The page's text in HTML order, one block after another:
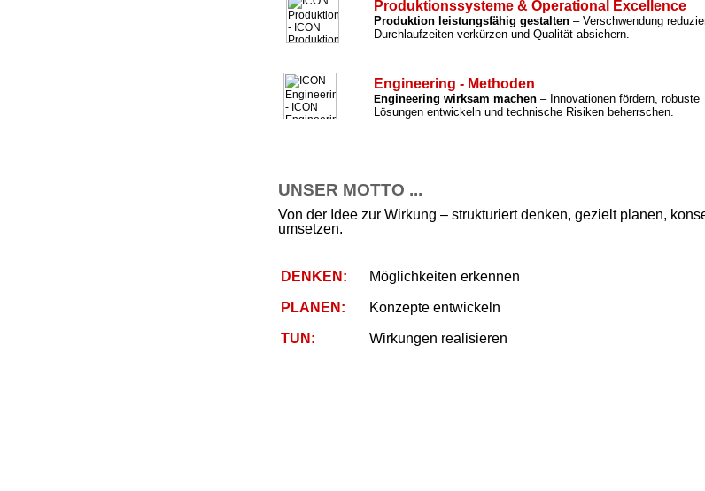
Produktionssysteme & Operational Excellence
Produktion leistungsfähig gestalten – Verschwendung
Durchlaufzeiten verkürzen und Qualität absichern.
Engineering - Methoden
Engineering wirksam machen – Innovationen fördern, robuste
Lösungen entwickeln und technische Risiken beherrschen.
UNSER MOTTO ...
Von der Idee zur Wirkung – strukturiert denken, gezielt planen,
umsetzen.
DENKEN: Möglichkeiten erkennen
PLANEN: Konzepte entwickeln
TUN: Wirkungen realisieren